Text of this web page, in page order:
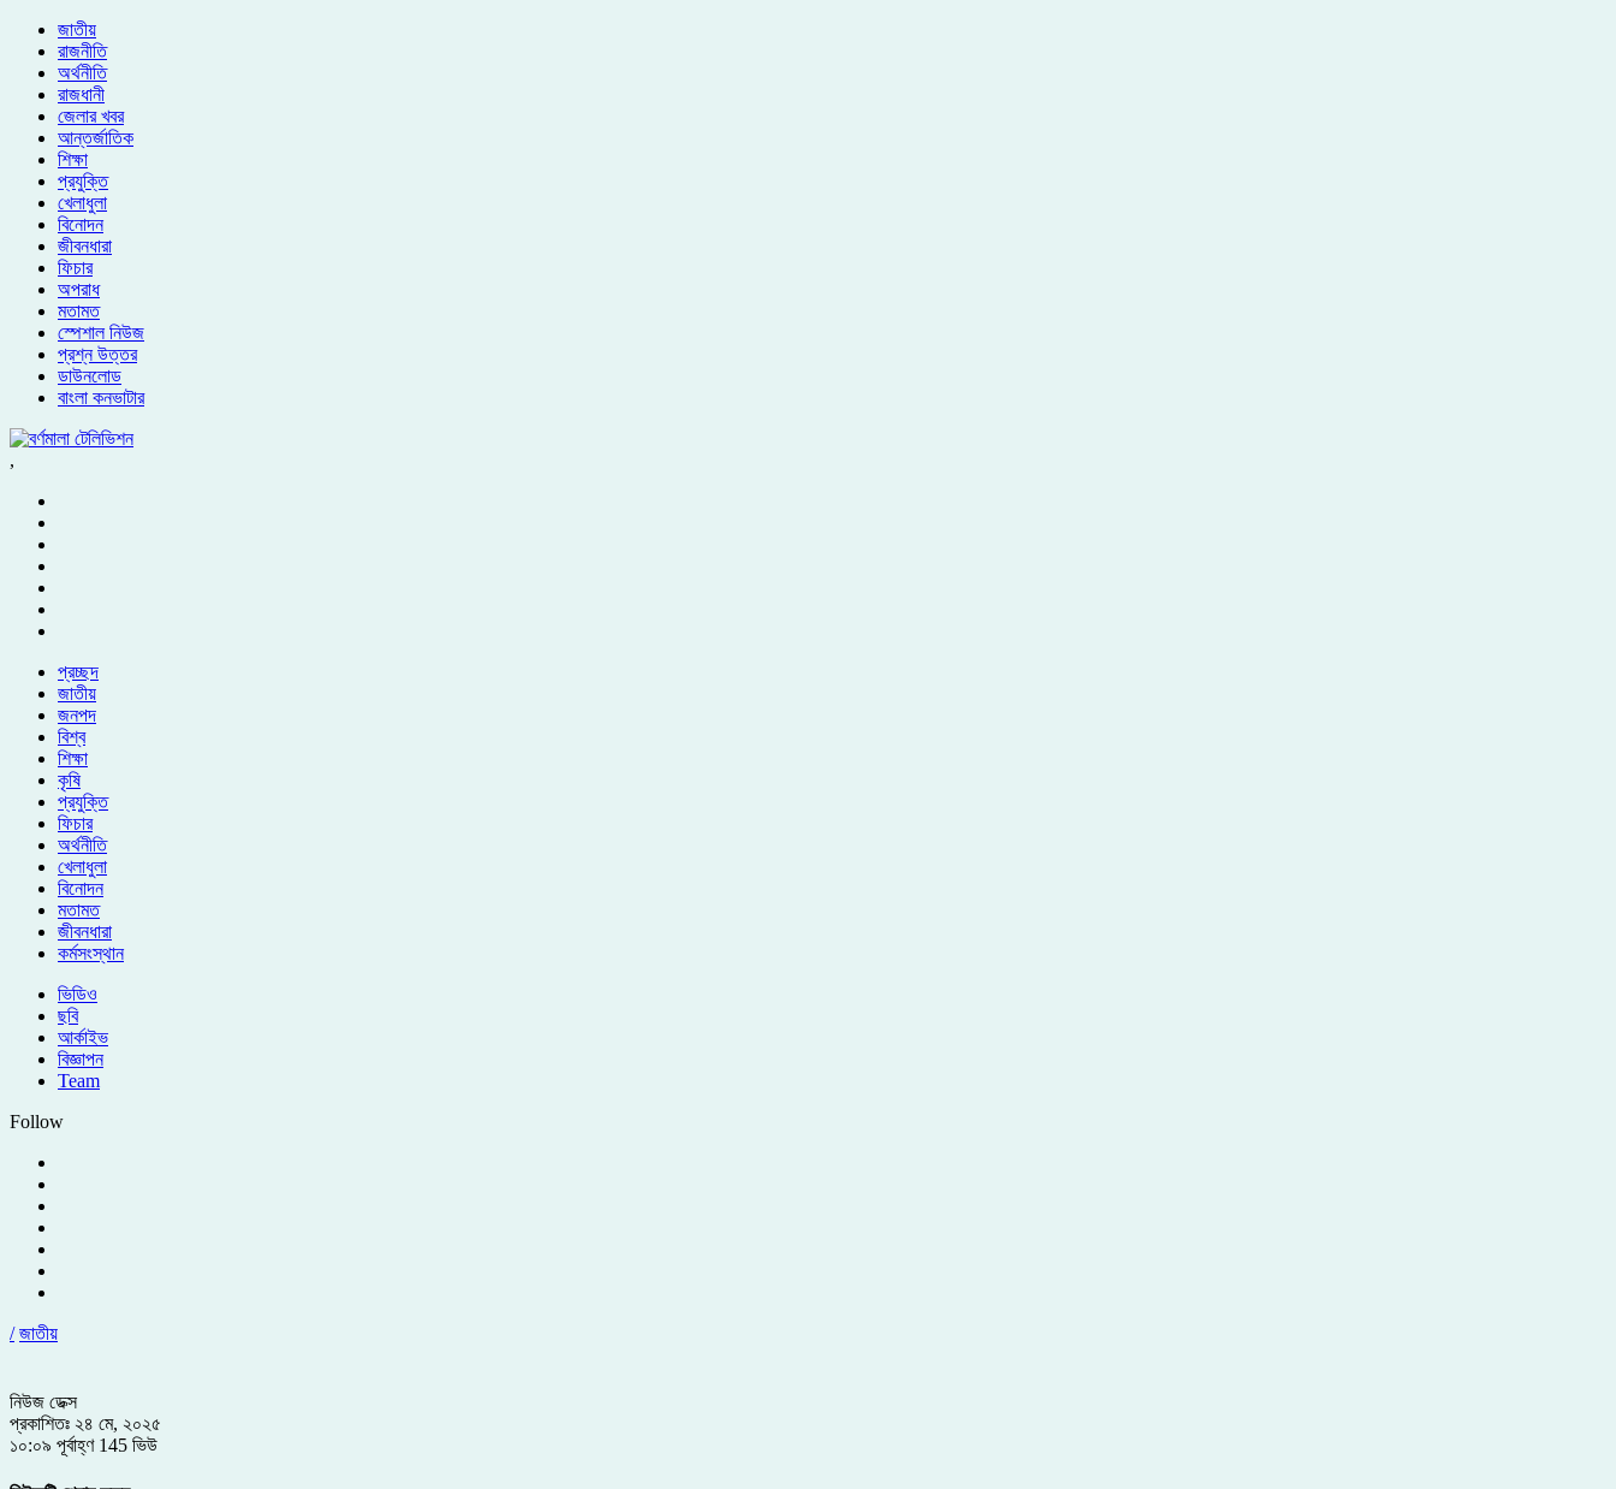
জাতীয়
রাজনীতি
অর্থনীতি
রাজধানী
জেলার খবর
আন্তর্জাতিক
শিক্ষা
প্রযুক্তি
খেলাধুলা
বিনোদন
জীবনধারা
ফিচার
অপরাধ
মতামত
স্পেশাল নিউজ
প্রশ্ন উত্তর
ডাউনলোড
বাংলা কনভাটার
,
প্রচ্ছদ
জাতীয়
জনপদ
বিশ্ব
শিক্ষা
কৃষি
প্রযুক্তি
ফিচার
অর্থনীতি
খেলাধুলা
বিনোদন
মতামত
জীবনধারা
কর্মসংস্থান
ভিডিও
ছবি
আর্কাইভ
বিজ্ঞাপন
Team
Follow
/ জাতীয়
নিউজ ডেক্স
প্রকাশিতঃ ২৪ মে, ২০২৫
১০:০৯ পূর্বাহ্ণ 145 ভিউ